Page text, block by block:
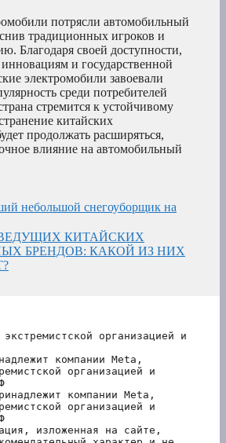
потрясли автомобильный
традиционных игроков и
Благодаря своей доступности,
и государственной
электромобили завоевали
среди потребителей
стремится к устойчивому
китайских
продолжать расширяться,
влияние на автомобильный
небольшой снегоуборщик на
КИТАЙСКИХ
БРЕНДОВ: КАКОЙ ИЗ НИХ
организацией и
компании Meta,
организацией и
компании Meta,
организацией и
изложенная на сайте,